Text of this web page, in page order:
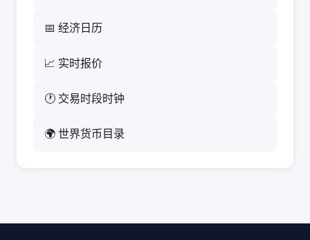
📅 经济日历
📈 实时报价
🕐 交易时段时钟
🌍 世界货币目录